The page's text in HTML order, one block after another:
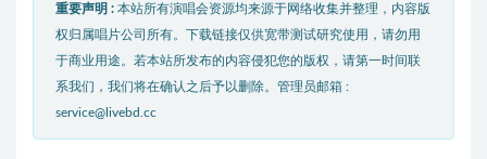
重要声明 : 本站所有演唱会资源均来源于网络收集并整理，内容版
权归属唱片公司所有。下载链接仅供宽带测试研究使用，请勿用
于商业用途。若本站所发布的内容侵犯您的版权，请第一时间联
系我们，我们将在确认之后予以删除。管理员邮箱 :
service@livebd.cc